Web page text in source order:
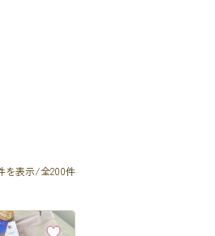
を表示/全200件